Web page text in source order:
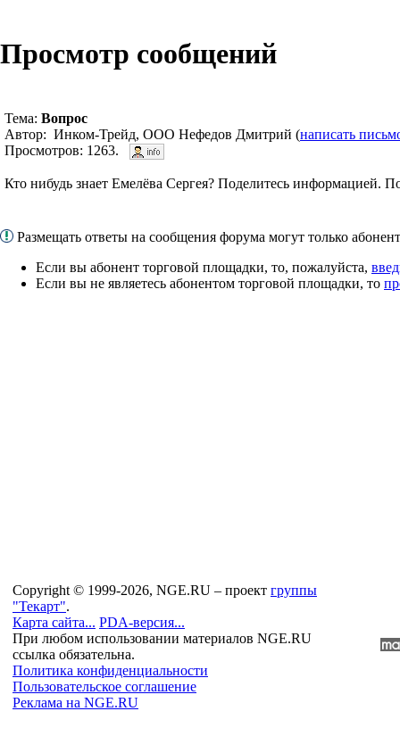
Просмотр сообщений
Тема: Вопрос
Автор: Инком-Трейд, ООО Нефедов Дмитрий (написать
Просмотров: 1263.
Кто нибудь знает Емелёва Сергея? Поделитесь информацией.
Размещать ответы на сообщения форума могут только
Если вы абонент торговой площадки, то, пожалуйста,
Если вы не являетесь абонентом торговой площадки, то
Copyright © 1999-2026, NGE.RU – проект группы
"Текарт".
Карта сайта... PDA-версия...
При любом использовании материалов NGE.RU
ссылка обязательна.
Политика конфиденциальности
Пользовательское соглашение
Реклама на NGE.RU